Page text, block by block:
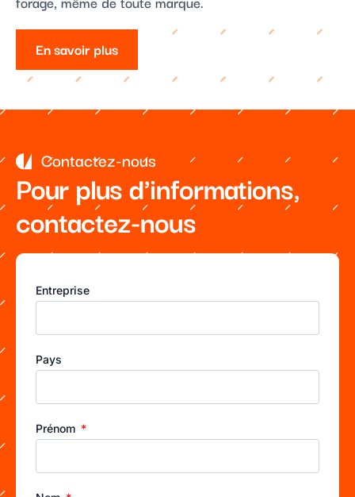
En savoir plus
Contactez-nous
Pour plus d'informations,
contactez-nous
Entreprise
Pays
Prénom